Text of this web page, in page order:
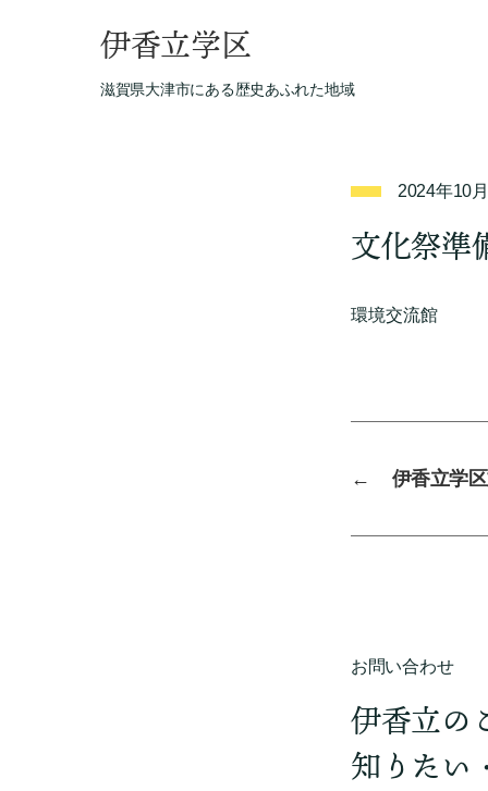
伊香立学区
滋賀県大津市にある歴史あふれた地域
2024年10
文化祭準
環境交流館
← 伊香立学
お問い合わせ
伊香立の
知りたい